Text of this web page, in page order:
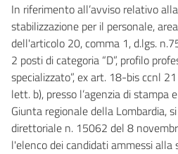
In riferimento all’avviso relativo
stabilizzazione per il personale,
dell'articolo 20, comma 1, d.lgs.
2 posti di categoria “D”, profilo
specializzato”, ex art. 18-bis ccnl
lett. b), presso l’agenzia di stampa
Giunta regionale della Lombardia,
direttoriale n. 15062 del 8
l'elenco dei candidati ammessi alla